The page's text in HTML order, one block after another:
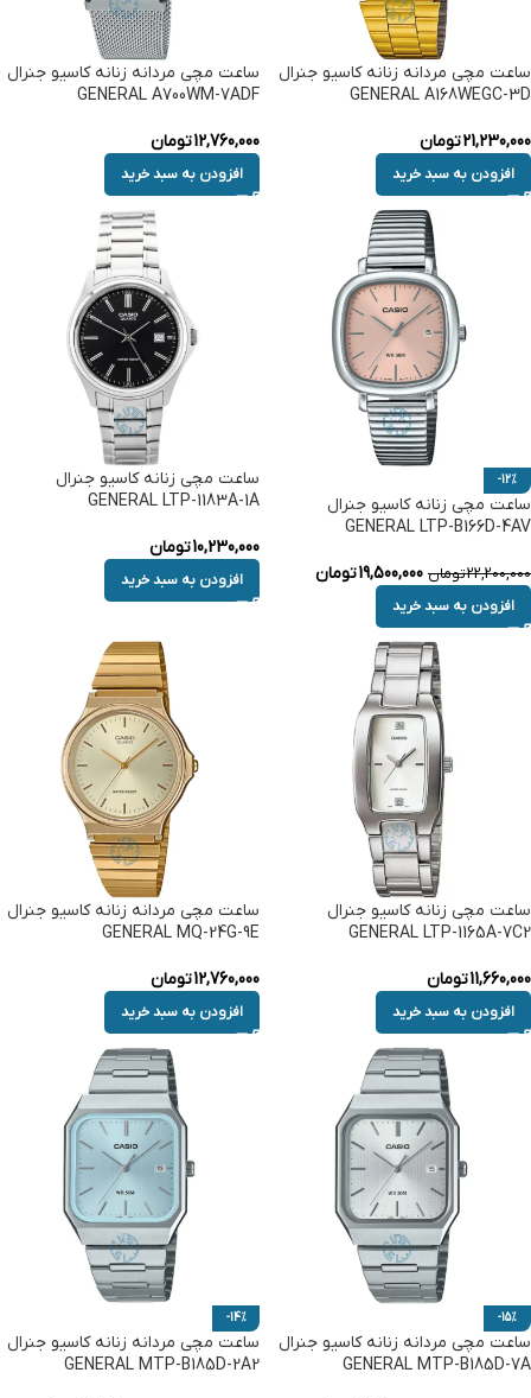
ساعت مچی مردانه زنانه کاسیو جنرال
GENERAL A168WEGC-3D
21,230,000تومان
افزودن به سبد خرید
ساعت مچی مردانه زنانه کاسیو جنرال
GENERAL A700WM-7ADF
12,760,000تومان
افزودن به سبد خرید
-12%
ساعت مچی زنانه کاسیو جنرال
GENERAL LTP-B166D-4AV
22,200,000تومان 19,500,000تومان
افزودن به سبد خرید
ساعت مچی زنانه کاسیو جنرال
GENERAL LTP-1183A-1A
10,230,000تومان
افزودن به سبد خرید
ساعت مچی زنانه کاسیو جنرال
GENERAL LTP-1165A-7C2
11,660,000تومان
افزودن به سبد خرید
ساعت مچی مردانه زنانه کاسیو جنرال
GENERAL MQ-24G-9E
12,760,000تومان
افزودن به سبد خرید
-15%
ساعت مچی مردانه زنانه کاسیو جنرال
GENERAL MTP-B185D-7A
-14%
ساعت مچی مردانه زنانه کاسیو جنرال
GENERAL MTP-B185D-2A2